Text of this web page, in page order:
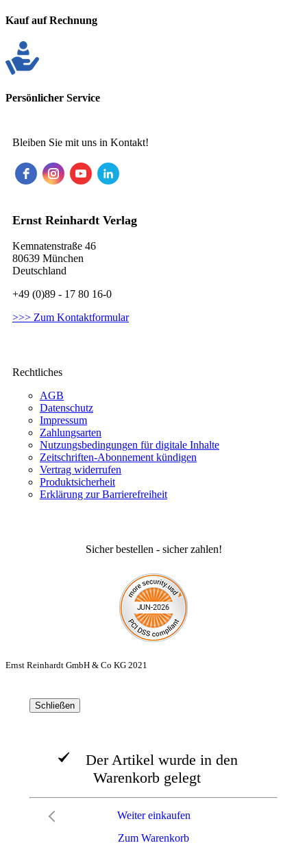
Kauf auf Rechnung
Persönlicher Service
Bleiben Sie mit uns in Kontakt!
Ernst Reinhardt Verlag
Kemnatenstraße 46
80639 München
Deutschland
+49 (0)89 - 17 80 16-0
>>> Zum Kontaktformular
Rechtliches
AGB
Datenschutz
Impressum
Zahlungsarten
Nutzungsbedingungen für digitale Inhalte
Zeitschriften-Abonnement kündigen
Vertrag widerrufen
Produktsicherheit
Erklärung zur Barrierefreiheit
Sicher bestellen - sicher zahlen!
Ernst Reinhardt GmbH & Co KG 2021
Schließen
Der Artikel wurde in den
Warenkorb gelegt
Zum Warenkorb
Weiter einkaufen